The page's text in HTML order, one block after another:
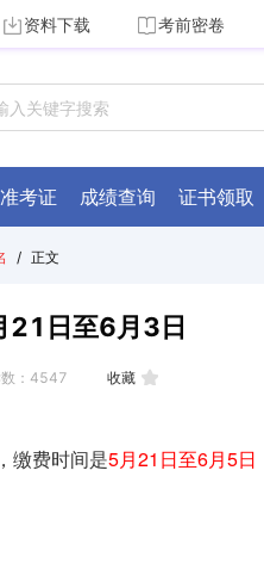
资料下载 考前密卷
准考证 成绩查询 证书领取
/ 正文
21日至6月3日
： 4547 收藏
，缴费时间是5月21日至6月5日